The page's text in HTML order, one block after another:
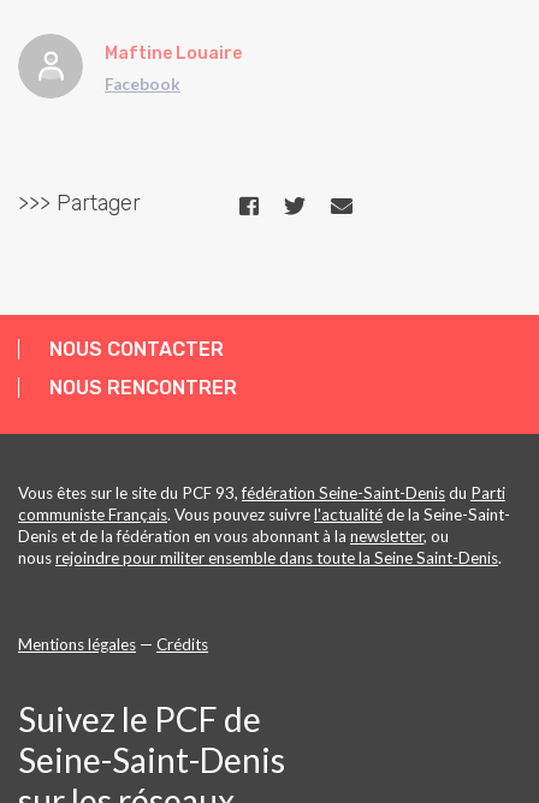
Maftine Louaire
Facebook
>>> Partager
NOUS CONTACTER
NOUS RENCONTRER
Vous êtes sur le site du PCF 93,fédération Seine-Saint-Denisdu Parti
communiste Français. Vous pouvez suivrel'actualitéde la Seine-Saint-
Denis et de la fédération en vous abonnant à la newsletter, ou
nousrejoindre pour militer ensemble dans toute la Seine Saint-Denis.
Mentions légales — Crédits
Suivez le PCF de
Seine-Saint-Denis